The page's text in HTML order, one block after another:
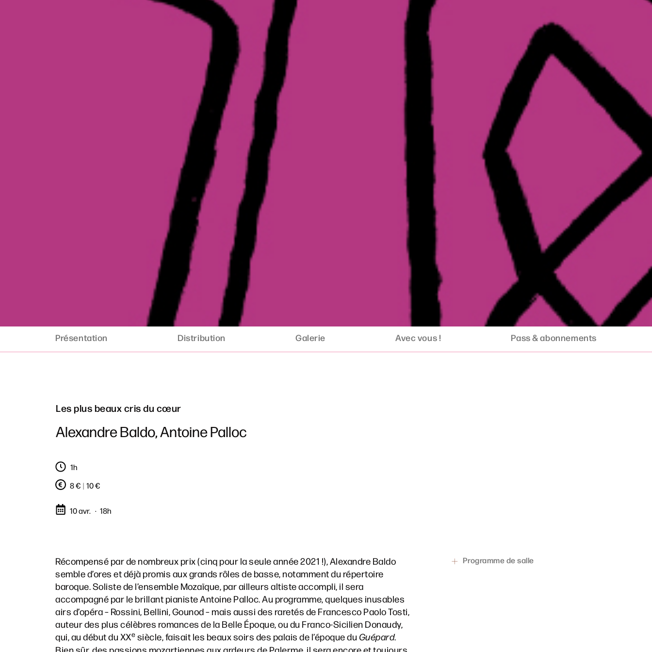
Présentation Distribution Galerie Avec vous ! Pass & abonnements
Les plus beaux cris du cœur
Alexandre Baldo, Antoine Palloc
1h
8 € | 10 €
10 avr. 18h
Récompensé par de nombreux prix (cinq pour la seule année 2021 !), Alexandre Baldo
semble d’ores et déjà promis aux grands rôles de basse, notamment du répertoire
baroque. Soliste de l’ensemble Mozaïque, par ailleurs altiste accompli, il sera
accompagné par le brillant pianiste Antoine Palloc. Au programme, quelques inusables
airs d’opéra – Rossini, Bellini, Gounod – mais aussi des raretés de Francesco Paolo Tosti,
auteur des plus célèbres romances de la Belle Époque, ou du Franco-Sicilien Donaudy,
qui, au début du XXe siècle, faisait les beaux soirs des palais de l’époque du Guépard.
Bien sûr, des passions mozartiennes aux ardeurs de Palerme, il sera encore et toujours
Programme de salle